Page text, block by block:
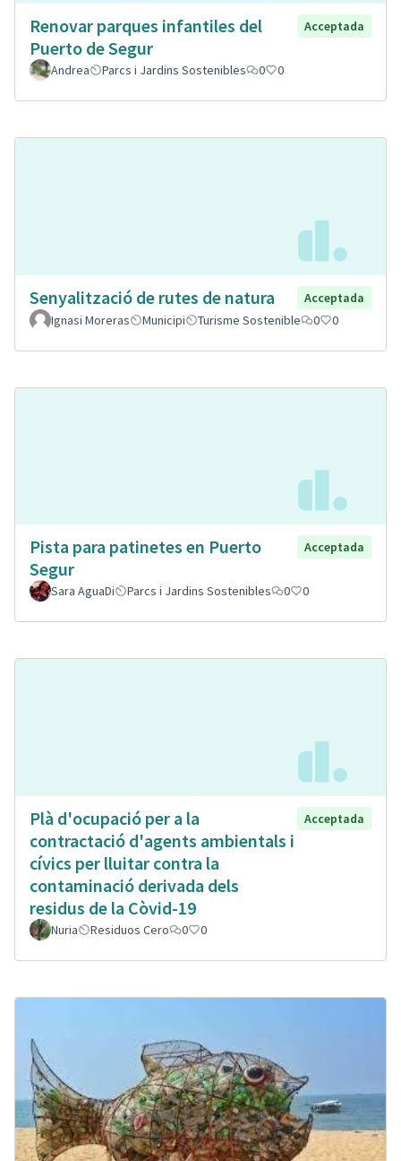
Renovar parques infantiles del
Puerto de Segur
Acceptada
Andrea Parcs i Jardins Sostenibles 0 0
Senyalització de rutes de natura
Acceptada
Ignasi Moreras
Municipi Turisme Sostenible 0 0
Pista para patinetes en Puerto
Segur
Acceptada
Sara AguaDi Parcs i Jardins Sostenibles 0 0
Plà d'ocupació per a la
contractació d'agents ambientals i
cívics per lluitar contra la
contaminació derivada dels
residus de la Còvid-19
Acceptada
Nuria Residuos Cero 0 0